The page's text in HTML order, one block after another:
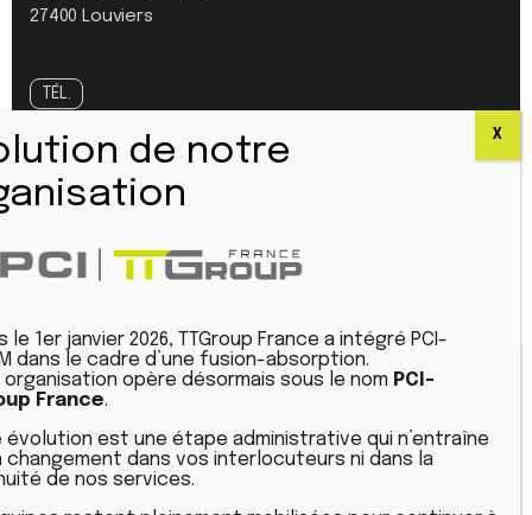
27400 Louviers
TÉL.
Standard :
04 77 42 61 61
Urgence SAV : 04 77 42 60 25
CONFIGURATEURS
Linkedin
Youtube
Plan du site
Mentions Légales
le 1er janvier 2026, TTGroup France a intégré PCI-
dans le cadre d’une fusion-absorption.
opère désormais sous le nom PCI-
France.
est une étape administrative qui n’entraîne
changement dans vos interlocuteurs ni dans la
de nos services.
you want to activate
OK, accept all